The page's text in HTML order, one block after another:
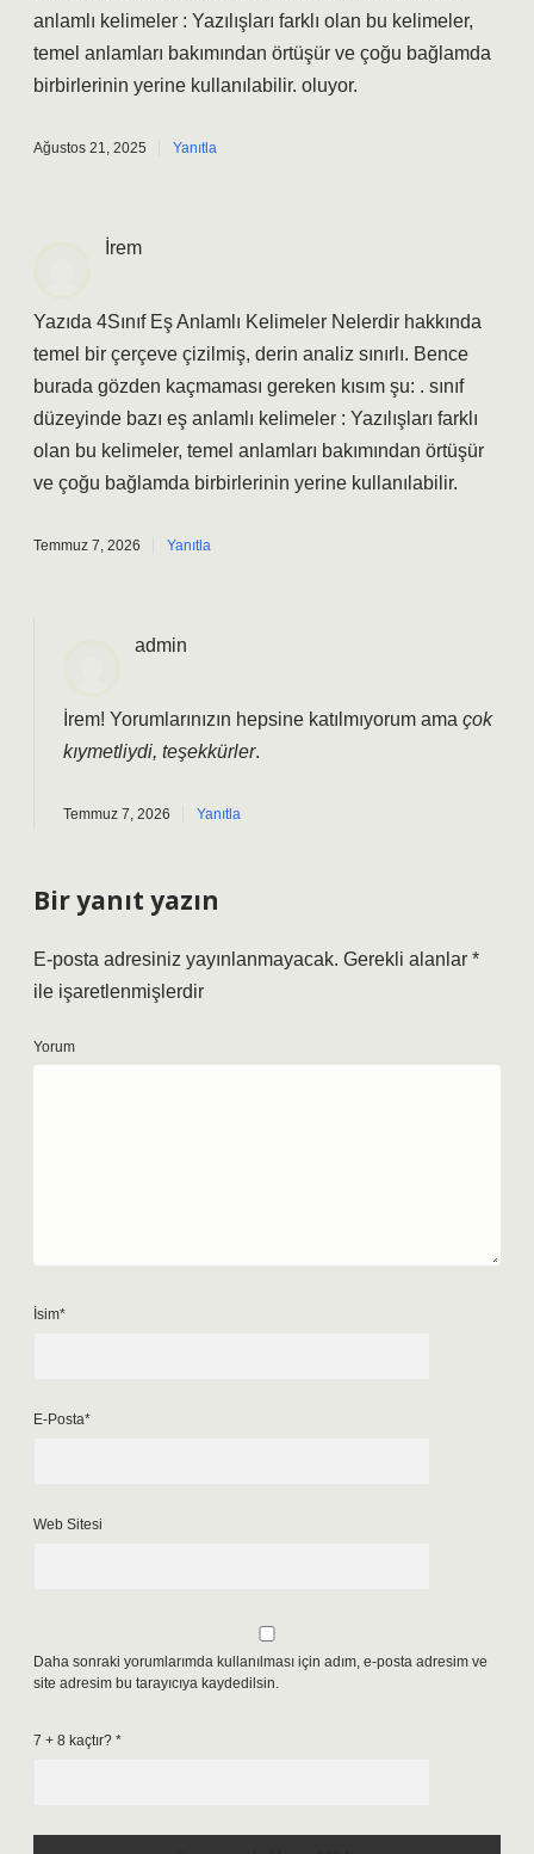
anlamlı kelimeler : Yazılışları farklı olan bu kelimeler,
temel anlamları bakımından örtüşür ve çoğu bağlamda
birbirlerinin yerine kullanılabilir. oluyor.
Ağustos 21, 2025 Yanıtla
İrem
Yazıda 4Sınıf Eş Anlamlı Kelimeler Nelerdir hakkında
temel bir çerçeve çizilmiş, derin analiz sınırlı. Bence
burada gözden kaçmaması gereken kısım şu: . sınıf
düzeyinde bazı eş anlamlı kelimeler : Yazılışları farklı
olan bu kelimeler, temel anlamları bakımından örtüşür
ve çoğu bağlamda birbirlerinin yerine kullanılabilir.
Temmuz 7, 2026 Yanıtla
admin
İrem! Yorumlarınızın hepsine katılmıyorum ama çok
kıymetliydi, teşekkürler.
Temmuz 7, 2026 Yanıtla
Bir yanıt yazın
E-posta adresiniz yayınlanmayacak. Gerekli alanlar *
ile işaretlenmişlerdir
Yorum
İsim*
E-Posta*
Web Sitesi
Daha sonraki yorumlarımda kullanılması için adım, e-posta adresim ve
site adresim bu tarayıcıya kaydedilsin.
7 + 8 kaçtır? *